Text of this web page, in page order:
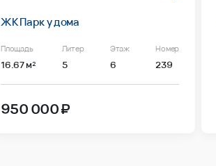
ЖК Парк у дома
Площадь
16.67 м²
Литер
5
Этаж
6
Номер
239
950 000 ₽